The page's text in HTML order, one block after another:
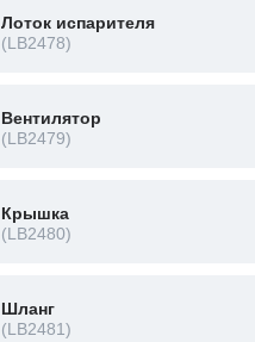
Лоток испарителя
(LB2478)
Вентилятор
(LB2479)
Крышка
(LB2480)
Шланг
(LB2481)